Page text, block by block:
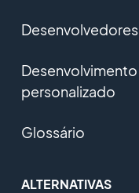
Desenvolvedores
Desenvolvimento
personalizado
Glossário
ALTERNATIVAS